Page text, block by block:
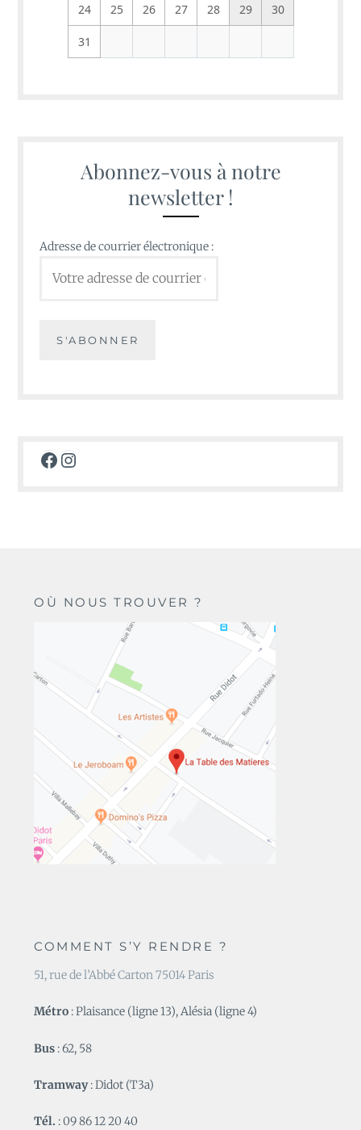
24 25 26 27 28 29 30
31
Abonnez-vous à notre
newsletter !
Adresse de courrier électronique :
Facebook
Instagram
OÙ NOUS TROUVER ?
COMMENT S’Y RENDRE ?
51, rue de l’Abbé Carton 75014 Paris
Métro : Plaisance (ligne 13), Alésia (ligne 4)
Bus : 62, 58
Tramway: Didot (T3a)
Tél. : 09 86 12 20 40